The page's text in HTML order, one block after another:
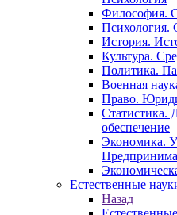
Философия.
Психология.
История.
Культура.
Политика.
Военная
Право.
Статистика.
обеспечение
Экономика.
Естественные
Назад